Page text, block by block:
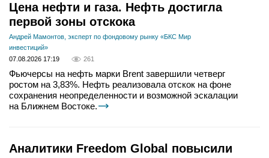
Цена нефти и газа. Нефть достигла
первой зоны отскока
Андрей Мамонтов, эксперт по фондовому рынку «БКС Мир
инвестиций»
07.08.2026 17:19
261
Фьючерсы на нефть марки Brent завершили четверг
ростом на 3,83%. Нефть реализовала отскок на фоне
сохранения неопределенности и возможной эскалации
на Ближнем Востоке.
Аналитики Freedom Global повысили